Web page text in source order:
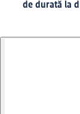
de durată la